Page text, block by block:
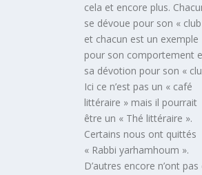
cela et encore plus.
se dévoue pour son «
et chacun est un exemple
pour son comportement
sa dévotion pour son «
Ici ce n’est pas un « café
littéraire » mais il pourrait
être un « Thé littéraire ».
Certains nous ont quittés
« Rabbi yarhamhoum ».
D’autres encore n’ont pas